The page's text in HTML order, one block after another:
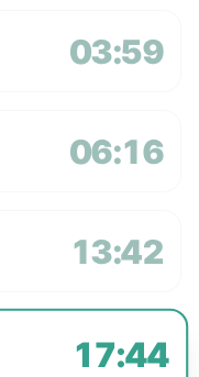
03:59
06:16
13:42
17:44